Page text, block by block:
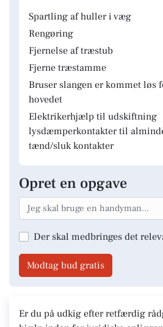
Spartling af huller i væg
Rengøring
Fjernelse af træstub
Fjerne træstamme
Bruser slangen er kommet løs
hovedet
Elektrikerhjælp til udskiftning
lysdæmperkontakter til
tænd/sluk kontakter
Opret en opgave
Der skal medbringes det
Modtag bud gratis
Er du på udkig efter retfærdig